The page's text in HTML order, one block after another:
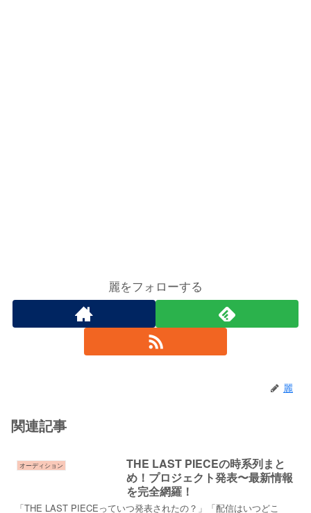
麗をフォローする
麗
関連記事
オーディション
THE LAST PIECEの時系列まと
め！プロジェクト発表〜最新情報
を完全網羅！
「THE LAST PIECEっていつ発表されたの？」「配信はいつどこ